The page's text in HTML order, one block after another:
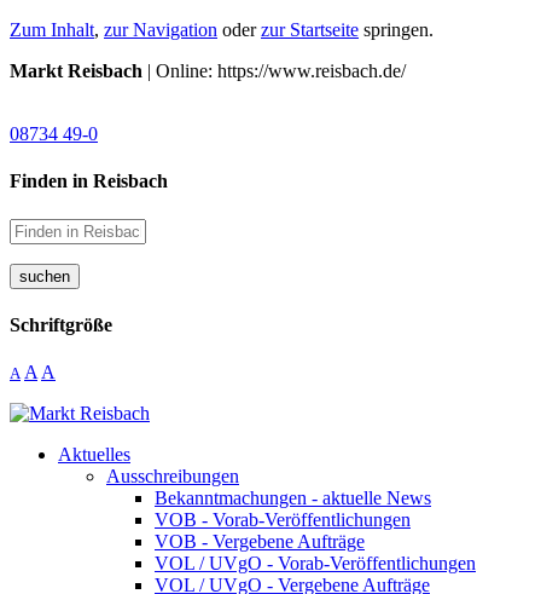
Zum Inhalt, zur Navigation oderzur Startseite springen.
Markt Reisbach | Online: https://www.reisbach.de/
08734 49-0
Finden in Reisbach
suchen
Schriftgröße
A A A
Aktuelles
Ausschreibungen
Bekanntmachungen - aktuelle News
VOB - Vorab-Veröffentlichungen
VOB - Vergebene Aufträge
VOL / UVgO - Vorab-Veröffentlichungen
VOL / UVgO - Vergebene Aufträge